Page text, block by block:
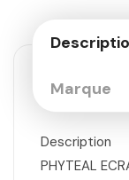
Marque
Description
PHYTEAL